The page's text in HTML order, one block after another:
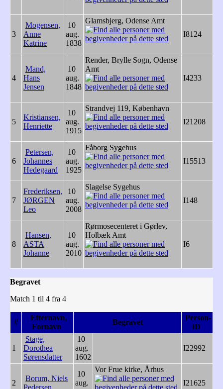
3
Mogensen,
Anne
Katrine
10
aug.
1838
Glamsbjerg, Odense Amt
I8124
4
Mand,
Hans
Jensen
10
aug.
1848
Render, Brylle Sogn, Odense
Amt
I4233
5
Kristiansen,
Henriette
10
aug.
1915
Strandvej 119, København
I21208
6
Petersen,
Johannes
Hedegaard
10
aug.
1925
Fåborg Sygehus
I15513
7
Frederiksen,
JØRGEN
Leo
10
aug.
2008
Slagelse Sygehus
I148
8
Hansen,
ASTA
Johanne
10
aug.
2010
Rørmosecenteret i Gørlev,
Holbæk Amt
I6
Begravet
Match 1 til 4 fra 4
#
Efternavn,
Fornavn
Begravet
Person-
ID
1
Stage,
Dorothea
Sørensdatter
10
aug.
1602
I22992
2
Borum, Niels
10
aug.
Vor Frue kirke, Århus
I21625